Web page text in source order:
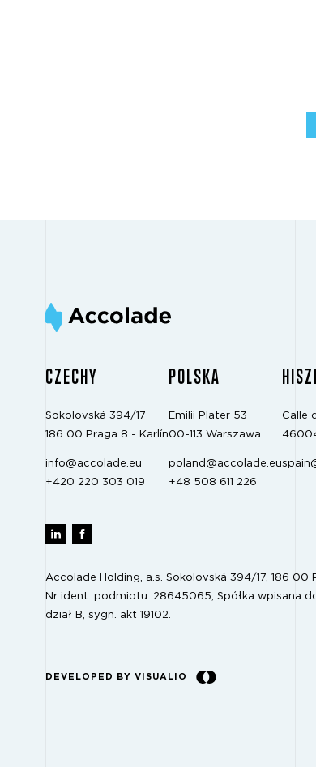
CZECHY
Sokolovská 394/17
186 00 Praga 8 - Karlín
info@accolade.eu
+420 220 303 019
POLSKA
Emilii Plater 53
00-113 Warszawa
poland@accolade.eu
+48 508 611 226
Calle
Accolade Holding, a.s. Sokolovská 394/17, 186 00
Nr ident. podmiotu: 28645065, Spółka wpisana
dział B, sygn. akt 19102.
DEVELOPED BY VISUALIO